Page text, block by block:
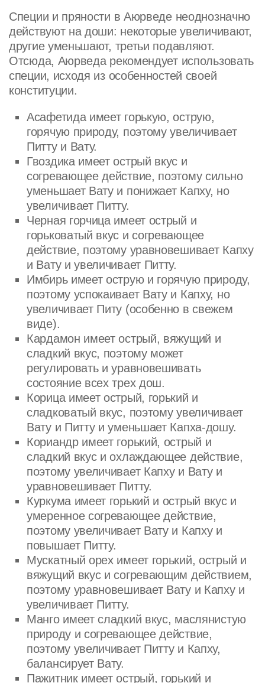
Специи и пряности в Аюрведе неоднозначно
действуют на доши: некоторые увеличивают,
другие уменьшают, третьи подавляют.
Отсюда, Аюрведа рекомендует использовать
специи, исходя из особенностей своей
конституции.
Асафетида имеет горькую, острую,
горячую природу, поэтому увеличивает
Питту и Вату.
Гвоздика имеет острый вкус и
согревающее действие, поэтому сильно
уменьшает Вату и понижает Капху, но
увеличивает Питту.
Черная горчица имеет острый и
горьковатый вкус и согревающее
действие, поэтому уравновешивает Капху
и Вату и увеличивает Питту.
Имбирь имеет острую и горячую природу,
поэтому успокаивает Вату и Капху, но
увеличивает Питу (особенно в свежем
виде).
Кардамон имеет острый, вяжущий и
сладкий вкус, поэтому может
регулировать и уравновешивать
состояние всех трех дош.
Корица имеет острый, горький и
сладковатый вкус, поэтому увеличивает
Вату и Питту и уменьшает Капха-дошу.
Кориандр имеет горький, острый и
сладкий вкус и охлаждающее действие,
поэтому увеличивает Капху и Вату и
уравновешивает Питту.
Куркума имеет горький и острый вкус и
умеренное согревающее действие,
поэтому увеличивает Вату и Капху и
повышает Питту.
Мускатный орех имеет горький, острый и
вяжущий вкус и согревающим действием,
поэтому уравновешивает Вату и Капху и
увеличивает Питту.
Манго имеет сладкий вкус, маслянистую
природу и согревающее действие,
поэтому увеличивает Питту и Капху,
балансирует Вату.
Пажитник имеет острый, горький и